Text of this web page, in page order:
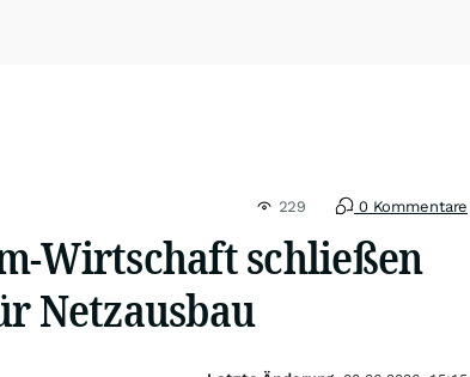
229 0 Kommentare
Wirtschaft schließen
Netzausbau